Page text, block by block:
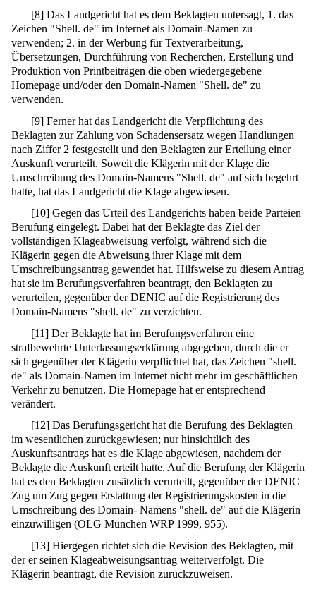
[8] Das Landgericht hat es dem Beklagten untersagt, 1. das
Zeichen "Shell. de" im Internet als Domain-Namen zu
verwenden; 2. in der Werbung für Textverarbeitung,
Übersetzungen, Durchführung von Recherchen, Erstellung und
Produktion von Printbeiträgen die oben wiedergegebene
Homepage und/oder den Domain-Namen "Shell. de" zu
verwenden.
[9] Ferner hat das Landgericht die Verpflichtung des
Beklagten zur Zahlung von Schadensersatz wegen Handlungen
nach Ziffer 2 festgestellt und den Beklagten zur Erteilung einer
Auskunft verurteilt. Soweit die Klägerin mit der Klage die
Umschreibung des Domain-Namens "Shell. de" auf sich begehrt
hatte, hat das Landgericht die Klage abgewiesen.
[10] Gegen das Urteil des Landgerichts haben beide Parteien
Berufung eingelegt. Dabei hat der Beklagte das Ziel der
vollständigen Klageabweisung verfolgt, während sich die
Klägerin gegen die Abweisung ihrer Klage mit dem
Umschreibungsantrag gewendet hat. Hilfsweise zu diesem Antrag
hat sie im Berufungsverfahren beantragt, den Beklagten zu
verurteilen, gegenüber der DENIC auf die Registrierung des
Domain-Namens "shell. de" zu verzichten.
[11] Der Beklagte hat im Berufungsverfahren eine
strafbewehrte Unterlassungserklärung abgegeben, durch die er
sich gegenüber der Klägerin verpflichtet hat, das Zeichen "shell.
de" als Domain-Namen im Internet nicht mehr im geschäftlichen
Verkehr zu benutzen. Die Homepage hat er entsprechend
verändert.
[12] Das Berufungsgericht hat die Berufung des Beklagten
im wesentlichen zurückgewiesen; nur hinsichtlich des
Auskunftsantrags hat es die Klage abgewiesen, nachdem der
Beklagte die Auskunft erteilt hatte. Auf die Berufung der Klägerin
hat es den Beklagten zusätzlich verurteilt, gegenüber der DENIC
Zug um Zug gegen Erstattung der Registrierungskosten in die
Umschreibung des Domain- Namens "shell. de" auf die Klägerin
einzuwilligen (OLG München WRP 1999, 955).
[13] Hiergegen richtet sich die Revision des Beklagten, mit
der er seinen Klageabweisungsantrag weiterverfolgt. Die
Klägerin beantragt, die Revision zurückzuweisen.